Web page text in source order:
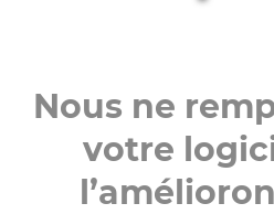
Nous ne
votre